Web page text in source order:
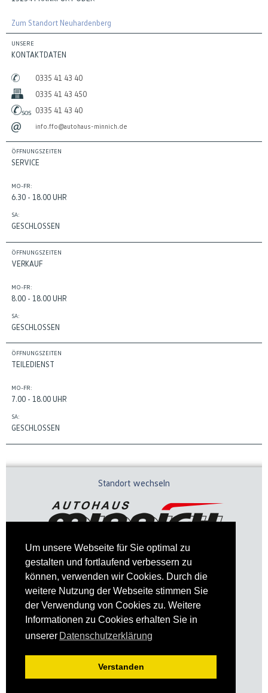
Um unsere Webseite für Sie optimal zu
gestalten und fortlaufend verbessern zu
können, verwenden wir Cookies. Durch die
weitere Nutzung der Webseite stimmen Sie
der Verwendung von Cookies zu. Weitere
Informationen zu Cookies erhalten Sie in
unserer Datenschutzerklärung
Verstanden
Zum Standort Neuhardenberg
UNSERE
KONTAKTDATEN
0335 41 43 40
0335 41 43 450
0335 41 43 40
info.ffo@autohaus-minnich.de
ÖFFNUNGSZEITEN
SERVICE
MO-FR:
6.30 - 18.00 UHR
SA:
GESCHLOSSEN
ÖFFNUNGSZEITEN
VERKAUF
MO-FR:
8.00 - 18.00 UHR
SA:
GESCHLOSSEN
ÖFFNUNGSZEITEN
TEILEDIENST
MO-FR:
7.00 - 18.00 UHR
SA:
GESCHLOSSEN
Standort wechseln
Impressum Datenschutz